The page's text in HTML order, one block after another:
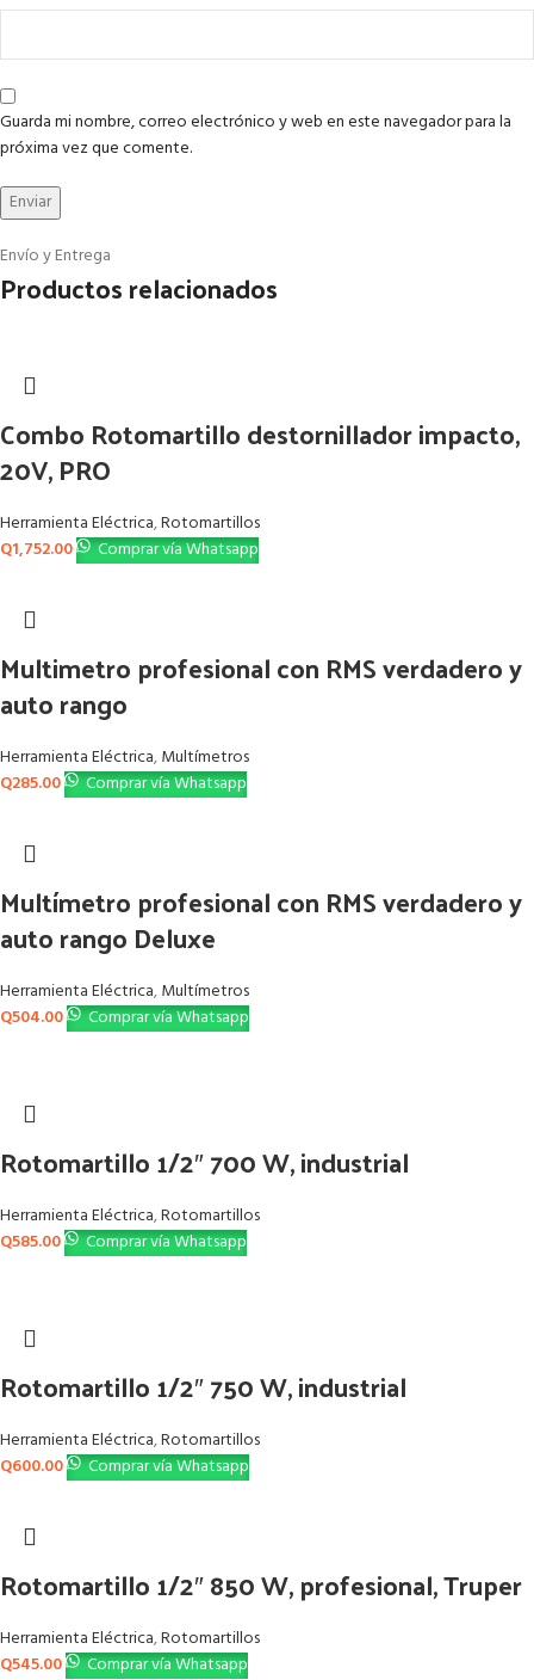
Guarda mi nombre, correo electrónico y web en este navegador para la
próxima vez que comente.
Envío y Entrega
Productos relacionados
Combo Rotomartillo destornillador impacto,
20V, PRO
Herramienta Eléctrica,Rotomartillos
Q1,752.00 Comprar vía Whatsapp
Multimetro profesional con RMS verdadero y
auto rango
Herramienta Eléctrica,Multímetros
Q285.00 Comprar vía Whatsapp
Multímetro profesional con RMS verdadero y
auto rango Deluxe
Herramienta Eléctrica,Multímetros
Q504.00 Comprar vía Whatsapp
Rotomartillo 1/2″ 700 W, industrial
Herramienta Eléctrica,Rotomartillos
Q585.00 Comprar vía Whatsapp
Rotomartillo 1/2″ 750 W, industrial
Herramienta Eléctrica,Rotomartillos
Q600.00 Comprar vía Whatsapp
Rotomartillo 1/2″ 850 W, profesional, Truper
Herramienta Eléctrica,Rotomartillos
Q545.00 Comprar vía Whatsapp